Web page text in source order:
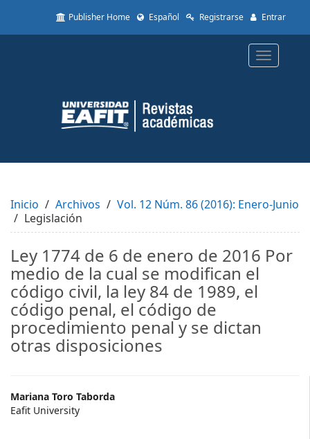
to
Content
Sidebar
Publisher Home Español Registrarse Entrar
Toggle
Inicio Archivos
Vol. 12 Núm. 86 (2016): Enero-Junio
Legislación
Ley 1774 de 6 de enero de 2016 Por
medio de la cual se modifican el
código civil, la ley 84 de 1989, el
código penal, el código de
procedimiento penal y se dictan
otras disposiciones
Main
Article
Mariana Toro Taborda
Eafit University